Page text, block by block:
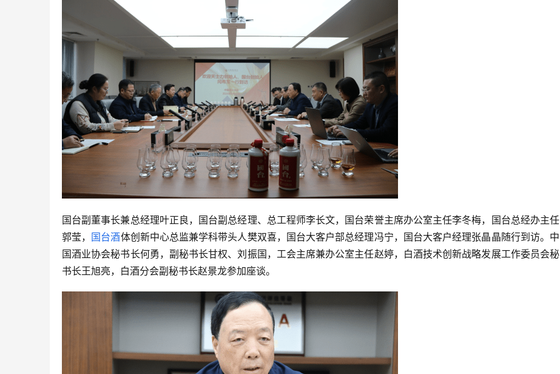
国台副董事长兼总经理叶正良，国台副总经理、总工程师李长文，国台荣誉主席办公室主任李冬梅，国台总经办主任
郭莹， 国台酒体创新中心总监兼学科带头人樊双喜，国台大客户部总经理冯宁，国台大客户经理张晶晶随行到访。中
国酒业协会秘书长何勇，副秘书长甘权、刘振国，工会主席兼办公室主任赵婷，白酒技术创新战略发展工作委员会秘
书长王旭亮，白酒分会副秘书长赵景龙参加座谈。